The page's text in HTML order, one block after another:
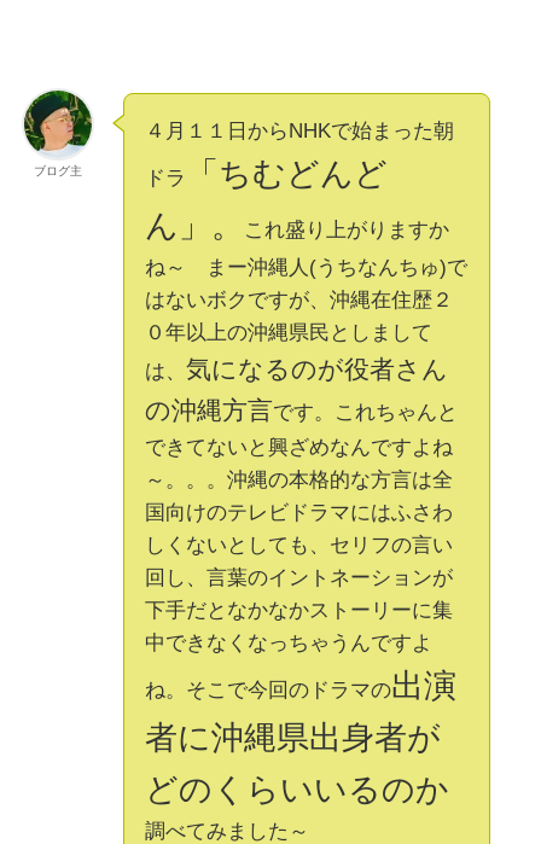
ブログ主
４月１１日からNHKで始まった朝
ドラ
「ちむどんど
ん」。
これ盛り上がりますか
ね～ まー沖縄人(うちなんちゅ)で
はないボクですが、沖縄在住歴２
０年以上の沖縄県民としまして
は、 気になるのが役者さん
の沖縄方言です。これちゃんと
できてないと興ざめなんですよね
～。。。沖縄の本格的な方言は全
国向けのテレビドラマにはふさわ
しくないとしても、セリフの言い
回し、言葉のイントネーションが
下手だとなかなかストーリーに集
中できなくなっちゃうんですよ
ね。そこで今回のドラマの出演
者に沖縄県出身者が
どのくらいいるのか
調べてみました～